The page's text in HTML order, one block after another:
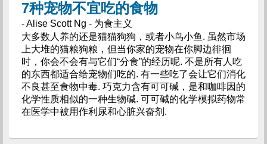
7种宠物不宜吃的食物
- Alise Scott Ng - 为食主义
大多数人养的还是猫猫狗狗，或者小鸟小鱼. 虽然市场
上大堆的猫粮狗粮，但当你家的宠物在你脚边徘徊
时，你会不会有与它们“分食”的经历呢. 不是所有人吃
的东西都适合给宠物们吃的. 有一些吃了会让它们消化
不良甚至食物中毒. 巧克力含有可可碱，是和咖啡因的
化学性质相似的一种生物碱. 可可碱的化学模拟药物常
在医学中被用作利尿和心脏兴奋剂.